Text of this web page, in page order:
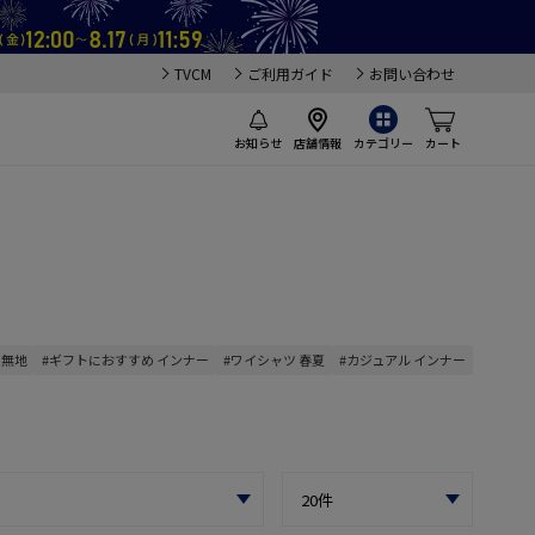
TVCM ご利用ガイド お問い合わせ
お知らせ 店舗情報 カテゴリー カート
地 #ギフトにおすすめ インナー #ワイシャツ 春夏 #カジュアル インナー